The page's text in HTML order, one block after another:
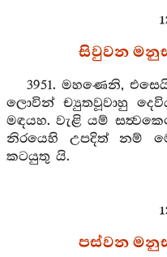
සිවුවන
3951. මහණෙනි,
ලොවින් ච්‍යුතවූවාහු
මඳයහ. වැළි යම්
නිරයෙහි උපදිත් නම්
කටයුතු යි.
පස්වන